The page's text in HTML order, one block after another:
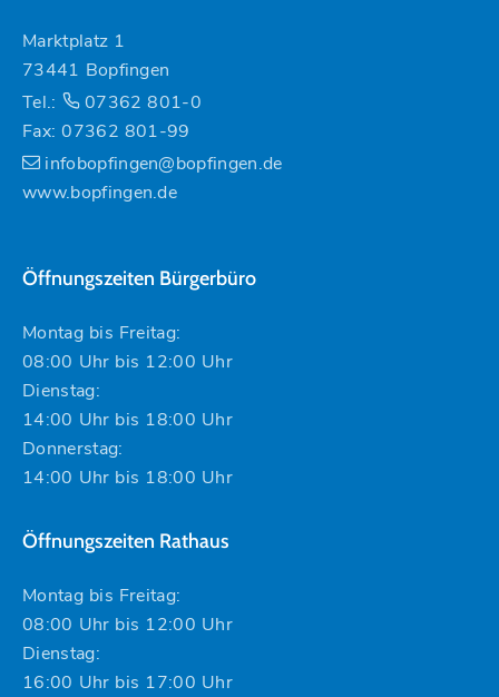
Marktplatz 1
73441 Bopfingen
Tel.:
07362 801-0
Fax: 07362 801-99
infobopfingen@bopfingen.de
www.bopfingen.de
Öffnungszeiten Bürgerbüro
Montag bis Freitag:
08:00 Uhr bis 12:00 Uhr
Dienstag:
14:00 Uhr bis 18:00 Uhr
Donnerstag:
14:00 Uhr bis 18:00 Uhr
Öffnungszeiten Rathaus
Montag bis Freitag:
08:00 Uhr bis 12:00 Uhr
Dienstag:
16:00 Uhr bis 17:00 Uhr